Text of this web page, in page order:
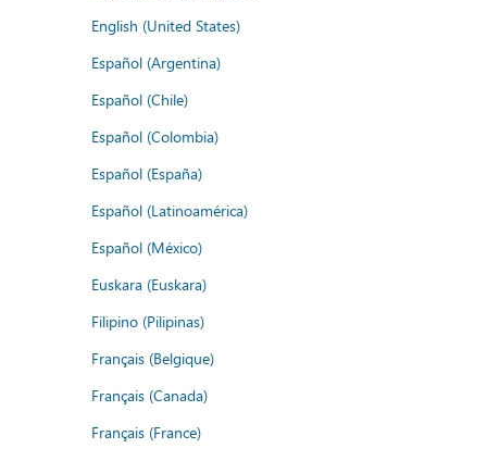
English (United States)
Español (Argentina)
Español (Chile)
Español (Colombia)
Español (España)
Español (Latinoamérica)
Español (México)
Euskara (Euskara)
Filipino (Pilipinas)
Français (Belgique)
Français (Canada)
Français (France)